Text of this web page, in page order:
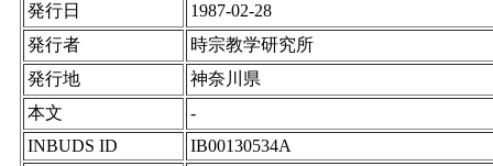
発行日
1987-02-28
発行者
時宗教学研究所
発行地
神奈川県
本文
-
INBUDS ID
IB00130534A